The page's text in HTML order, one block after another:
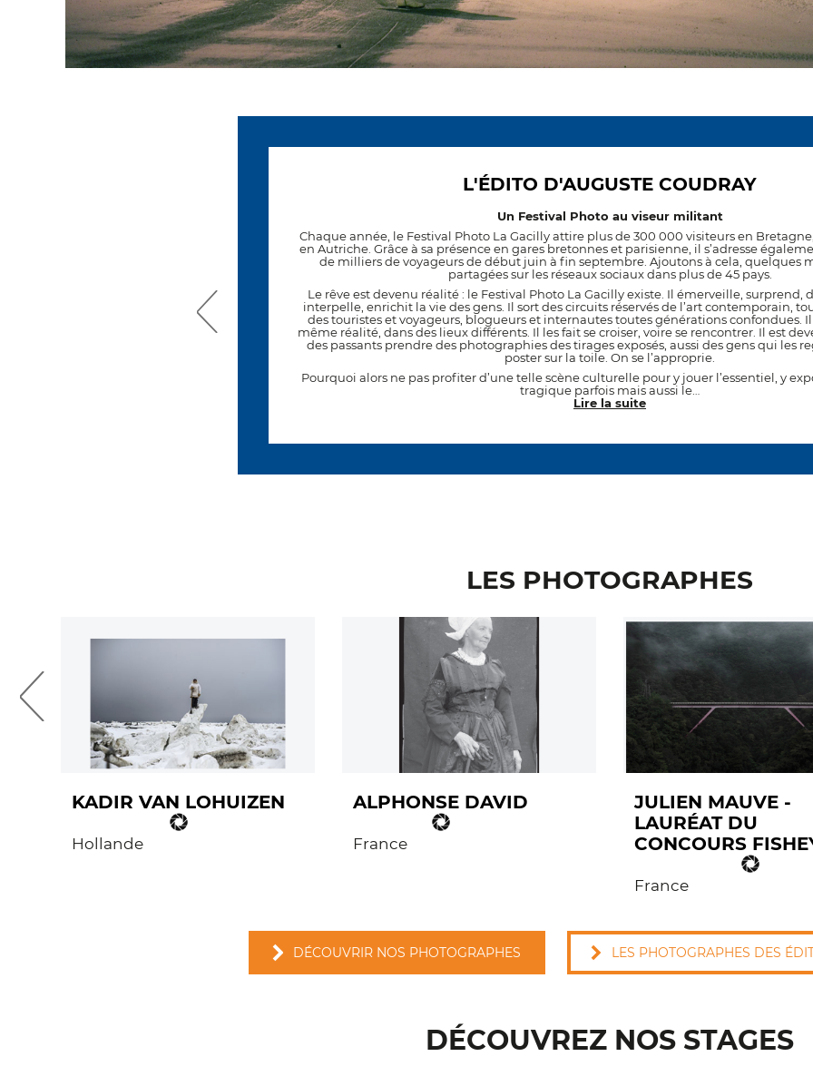
L'ÉDITO D'AUGUSTE COUDRAY
Un Festival Photo au viseur militant
Chaque année, le Festival Photo La Gacilly attire plus de 300 000 visiteurs en
en Autriche. Grâce à sa présence en gares bretonnes et parisienne, il s’adresse
de milliers de voyageurs de début juin à fin septembre. Ajoutons à cela, quelques
partagées sur les réseaux sociaux dans plus de 45 pays.
Le rêve est devenu réalité : le Festival Photo La Gacilly existe. Il émerveille, surprend,
interpelle, enrichit la vie des gens. Il sort des circuits réservés de l’art contemporain,
des touristes et voyageurs, blogueurs et internautes toutes générations confondues.
même réalité, dans des lieux différents. Il les fait se croiser, voire se rencontrer. Il est
des passants prendre des photographies des tirages exposés, aussi des gens qui les
poster sur la toile. On se l’approprie.
Pourquoi alors ne pas profiter d’une telle scène culturelle pour y jouer l’essentiel, y
tragique parfois mais aussi le…
Lire la suite
LES PHOTOGRAPHES
KADIR VAN LOHUIZEN
Hollande
ALPHONSE DAVID
France
JULIEN MAUVE -
LAURÉAT DU
CONCOURS
France
DÉCOUVRIR NOS PHOTOGRAPHES LES PHOTOGRAPHES DES
DÉCOUVREZ NOS STAGES